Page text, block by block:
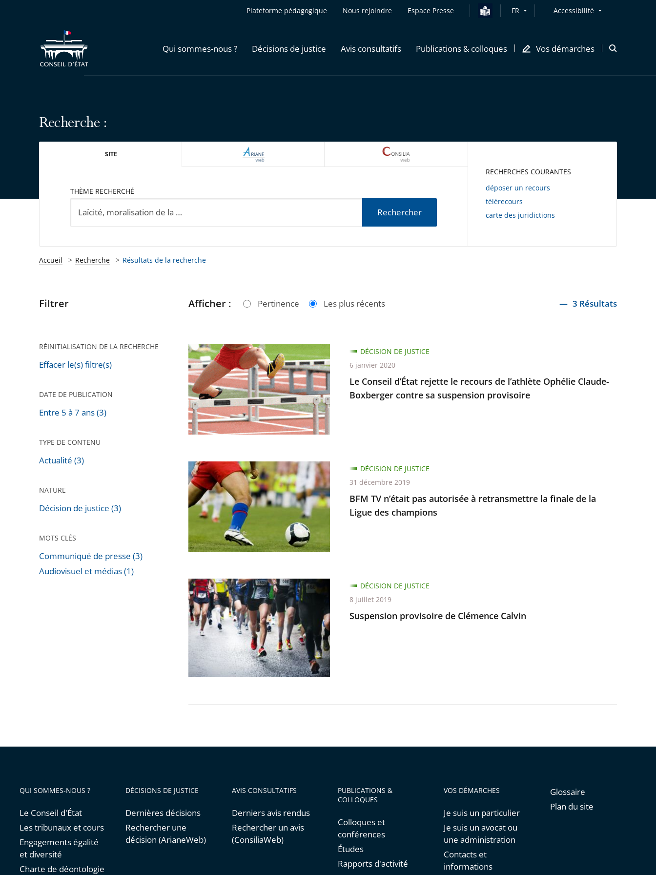
Plateforme pédagogique Nous rejoindre Espace Presse FR Accessibilité
Qui sommes-nous ? Décisions de justice Avis consultatifs Publications & colloques Vos démarches
Ouvrir
Recherche :
SITE ARIANEWEB
THÈME RECHERCHÉ
Rechercher
RECHERCHES COURANTES
déposer un recours
télérecours
carte des juridictions
Accueil Recherche Résultats de la recherche
Passer
pour
après
Filtrer
RÉINITIALISATION DE LA RECHERCHE
Effacer le(s) filtre(s)
DATE DE PUBLICATION
Entre 5 à 7 ans (3)
TYPE DE CONTENU
Actualité (3)
NATURE
Décision de justice (3)
MOTS CLÉS
Communiqué de presse (3)
Audiovisuel et médias (1)
Afficher : Pertinence Les plus récents 3 Résultats
Le
Conseil
d’État
rejette
le
recours
de
Ophélie
Claude-
Boxberger
contre
suspension
provisoire
Le Conseil d’État rejette le recours de l’athlète Ophélie Claude-
Boxberger contre sa suspension provisoire
DÉCISION DE JUSTICE
6 janvier 2020
BFM
TV
n’était
pas
autorisée
à
retransmettre
finale
de
la
Ligue
des
BFM TV n’était pas autorisée à retransmettre la finale de la
Ligue des champions
DÉCISION DE JUSTICE
31 décembre 2019
Suspension
provisoire
de
Clémence
Calvin
Suspension provisoire de Clémence Calvin
DÉCISION DE JUSTICE
8 juillet 2019
QUI SOMMES-NOUS ?
Le Conseil d'État
Les tribunaux et cours
Engagements égalité
et diversité
Charte de déontologie
DÉCISIONS DE JUSTICE
Dernières décisions
Rechercher une
décision (ArianeWeb)
AVIS CONSULTATIFS
Derniers avis rendus
Rechercher un avis
(ConsiliaWeb)
PUBLICATIONS &
COLLOQUES
Colloques et
conférences
Études
Rapports d'activité
VOS DÉMARCHES
Je suis un particulier
Je suis un avocat ou
une administration
Contacts et
informations
Glossaire
Plan du site